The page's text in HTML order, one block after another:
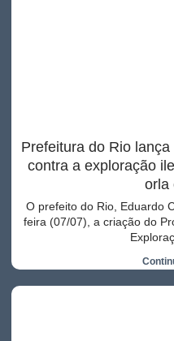
Prefeitura do Rio
contra a exploração
orla
O prefeito do Rio, Eduardo
feira (07/07), a criação do